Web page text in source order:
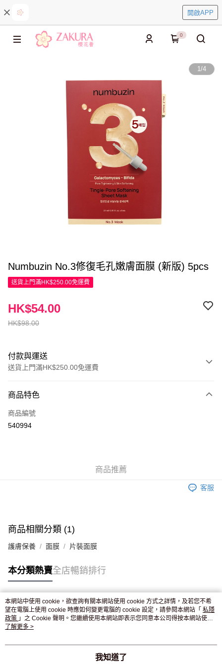
開啟APP
0
1/4
Numbuzin No.3修復毛孔嫩膚面膜 (新版) 5pcs
送貨上門滿HK$250.00免運費
HK$98.00
HK$54.00
付款與運送
送貨上門滿HK$250.00免運費
信用卡
Apple Pay
付款後門市自取，訂單確認後2-4個工作天到店，7天內取。逾期後
商品特色
商品編號
540994
商品推薦
客服
商品相關分類 (1)
護膚保養 面膜 片裝面膜
本分類熱賣全店暢銷排行
熱門標籤
熱銷排行
本網站中使用 cookie，欲查詢有關本網站使用 cookie 方式之詳情，及若您不希
望在電腦上使用 cookie 時應如何變更電腦的 cookie 設定，請參閱本網站「 私隱
政策 」之 Cookie 聲明。您繼續使用本網站即表示您同意本公司得按本網站使用
條款之 Cookie 聲明使用 cookie。
了解更多 >
我知道了